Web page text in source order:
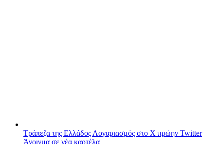
Τράπεζα της Ελλάδος Λογαριασμός στο X πρώην Twitter
Άνοιγμα σε νέα καρτέλα